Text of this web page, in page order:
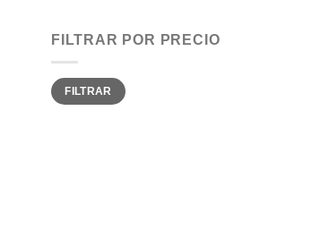
FILTRAR POR PRECIO
Precio
mínimo
Precio
máximo
FILTRAR